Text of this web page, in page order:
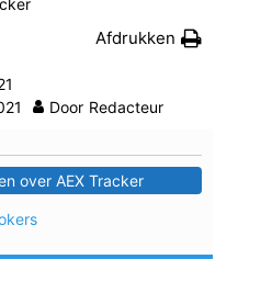
Afdrukken
Door Redacteur
over AEX Tracker